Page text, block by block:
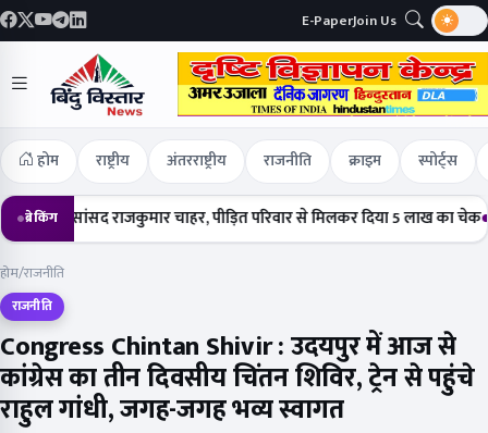
E-PaperJoin Us
होम राष्ट्रीय अंतरराष्ट्रीय राजनीति क्राइम स्पोर्ट्स
ब्रेकिंग
सांसद राजकुमार चाहर, पीड़ित परिवार से मिलकर दिया 5 लाख का चेक
होम/राजनीति
राजनीति
Congress Chintan Shivir : उदयपुर में आज से
कांग्रेस का तीन दिवसीय चिंतन शिविर, ट्रेन से पहुंचे
राहुल गांधी, जगह-जगह भव्य स्वागत